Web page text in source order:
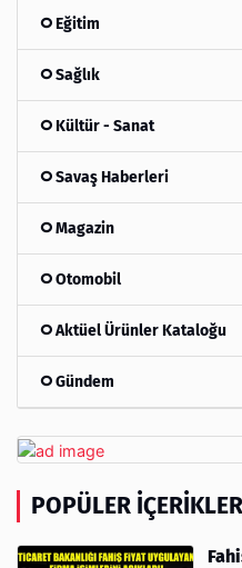
Eğitim
Sağlık
Kültür - Sanat
Savaş Haberleri
Magazin
Otomobil
Aktüel Ürünler Kataloğu
Gündem
POPÜLER İÇERIKLER